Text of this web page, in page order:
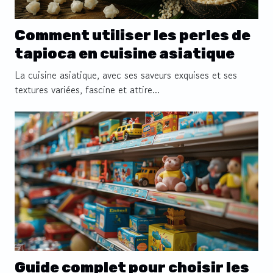
Comment utiliser les perles de
tapioca en cuisine asiatique
La cuisine asiatique, avec ses saveurs exquises et ses
textures variées, fascine et attire...
Guide complet pour choisir les